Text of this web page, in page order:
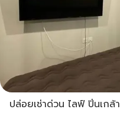
ปล่อยเช่าด่วน ไลฟ์ ปิ่นเกล้า